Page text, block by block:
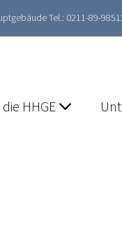
Tel.: 0211-89-
HHGE